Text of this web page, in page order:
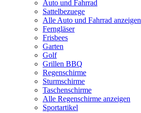
Auto und Fahrrad
Sattelbezuege
Alle Auto und Fahrrad anzeigen
Ferngläser
Frisbees
Garten
Golf
Grillen BBQ
Regenschirme
Sturmschirme
Taschenschirme
Alle Regenschirme anzeigen
Sportartikel